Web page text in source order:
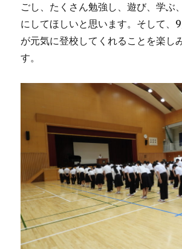
ごし、たくさん勉強し、遊び、学ぶ
にしてほしいと思います。そして、
が元気に登校してくれることを楽し
す。